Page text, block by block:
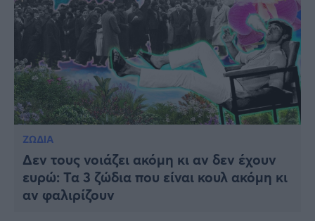
ΖΩΔΙΑ
Δεν τους νοιάζει ακόμη κι αν δεν έχουν
ευρώ: Τα 3 ζώδια που είναι κουλ ακόμη κι
αν φαλιρίζουν